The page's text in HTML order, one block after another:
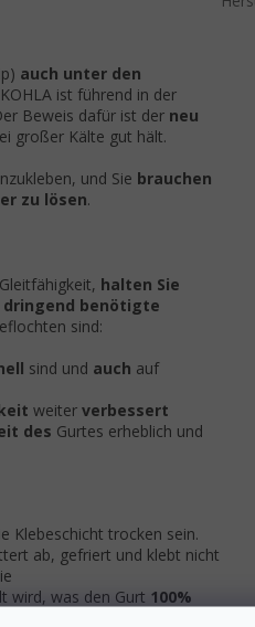
auch unter den
ist führend in der
Beweis dafür ist der neu
großer Kälte gut hält.
und Sie brauchen
zu lösen.
halten Sie
dringend benötigte
sind:
sind und auch auf
weiter verbessert
des Gurtes erheblich und
Klebeschicht trocken sein.
ab, gefriert und klebt nicht
wird, was den Gurt 100%